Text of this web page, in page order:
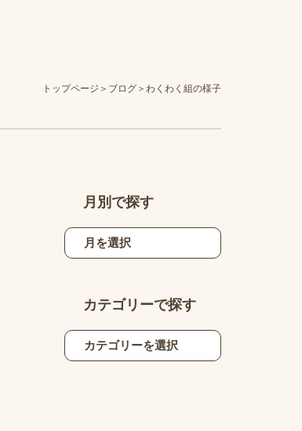
トップページ ブログ わくわく組の様子
月別で探す
カテゴリーで探す